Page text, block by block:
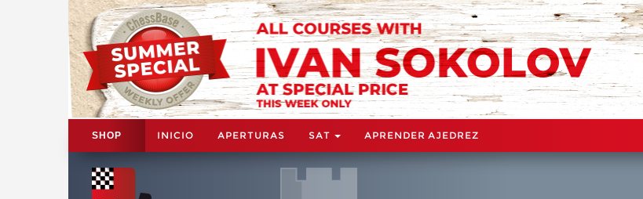
SHOP INICIO APERTURAS SAT APRENDER AJEDREZ